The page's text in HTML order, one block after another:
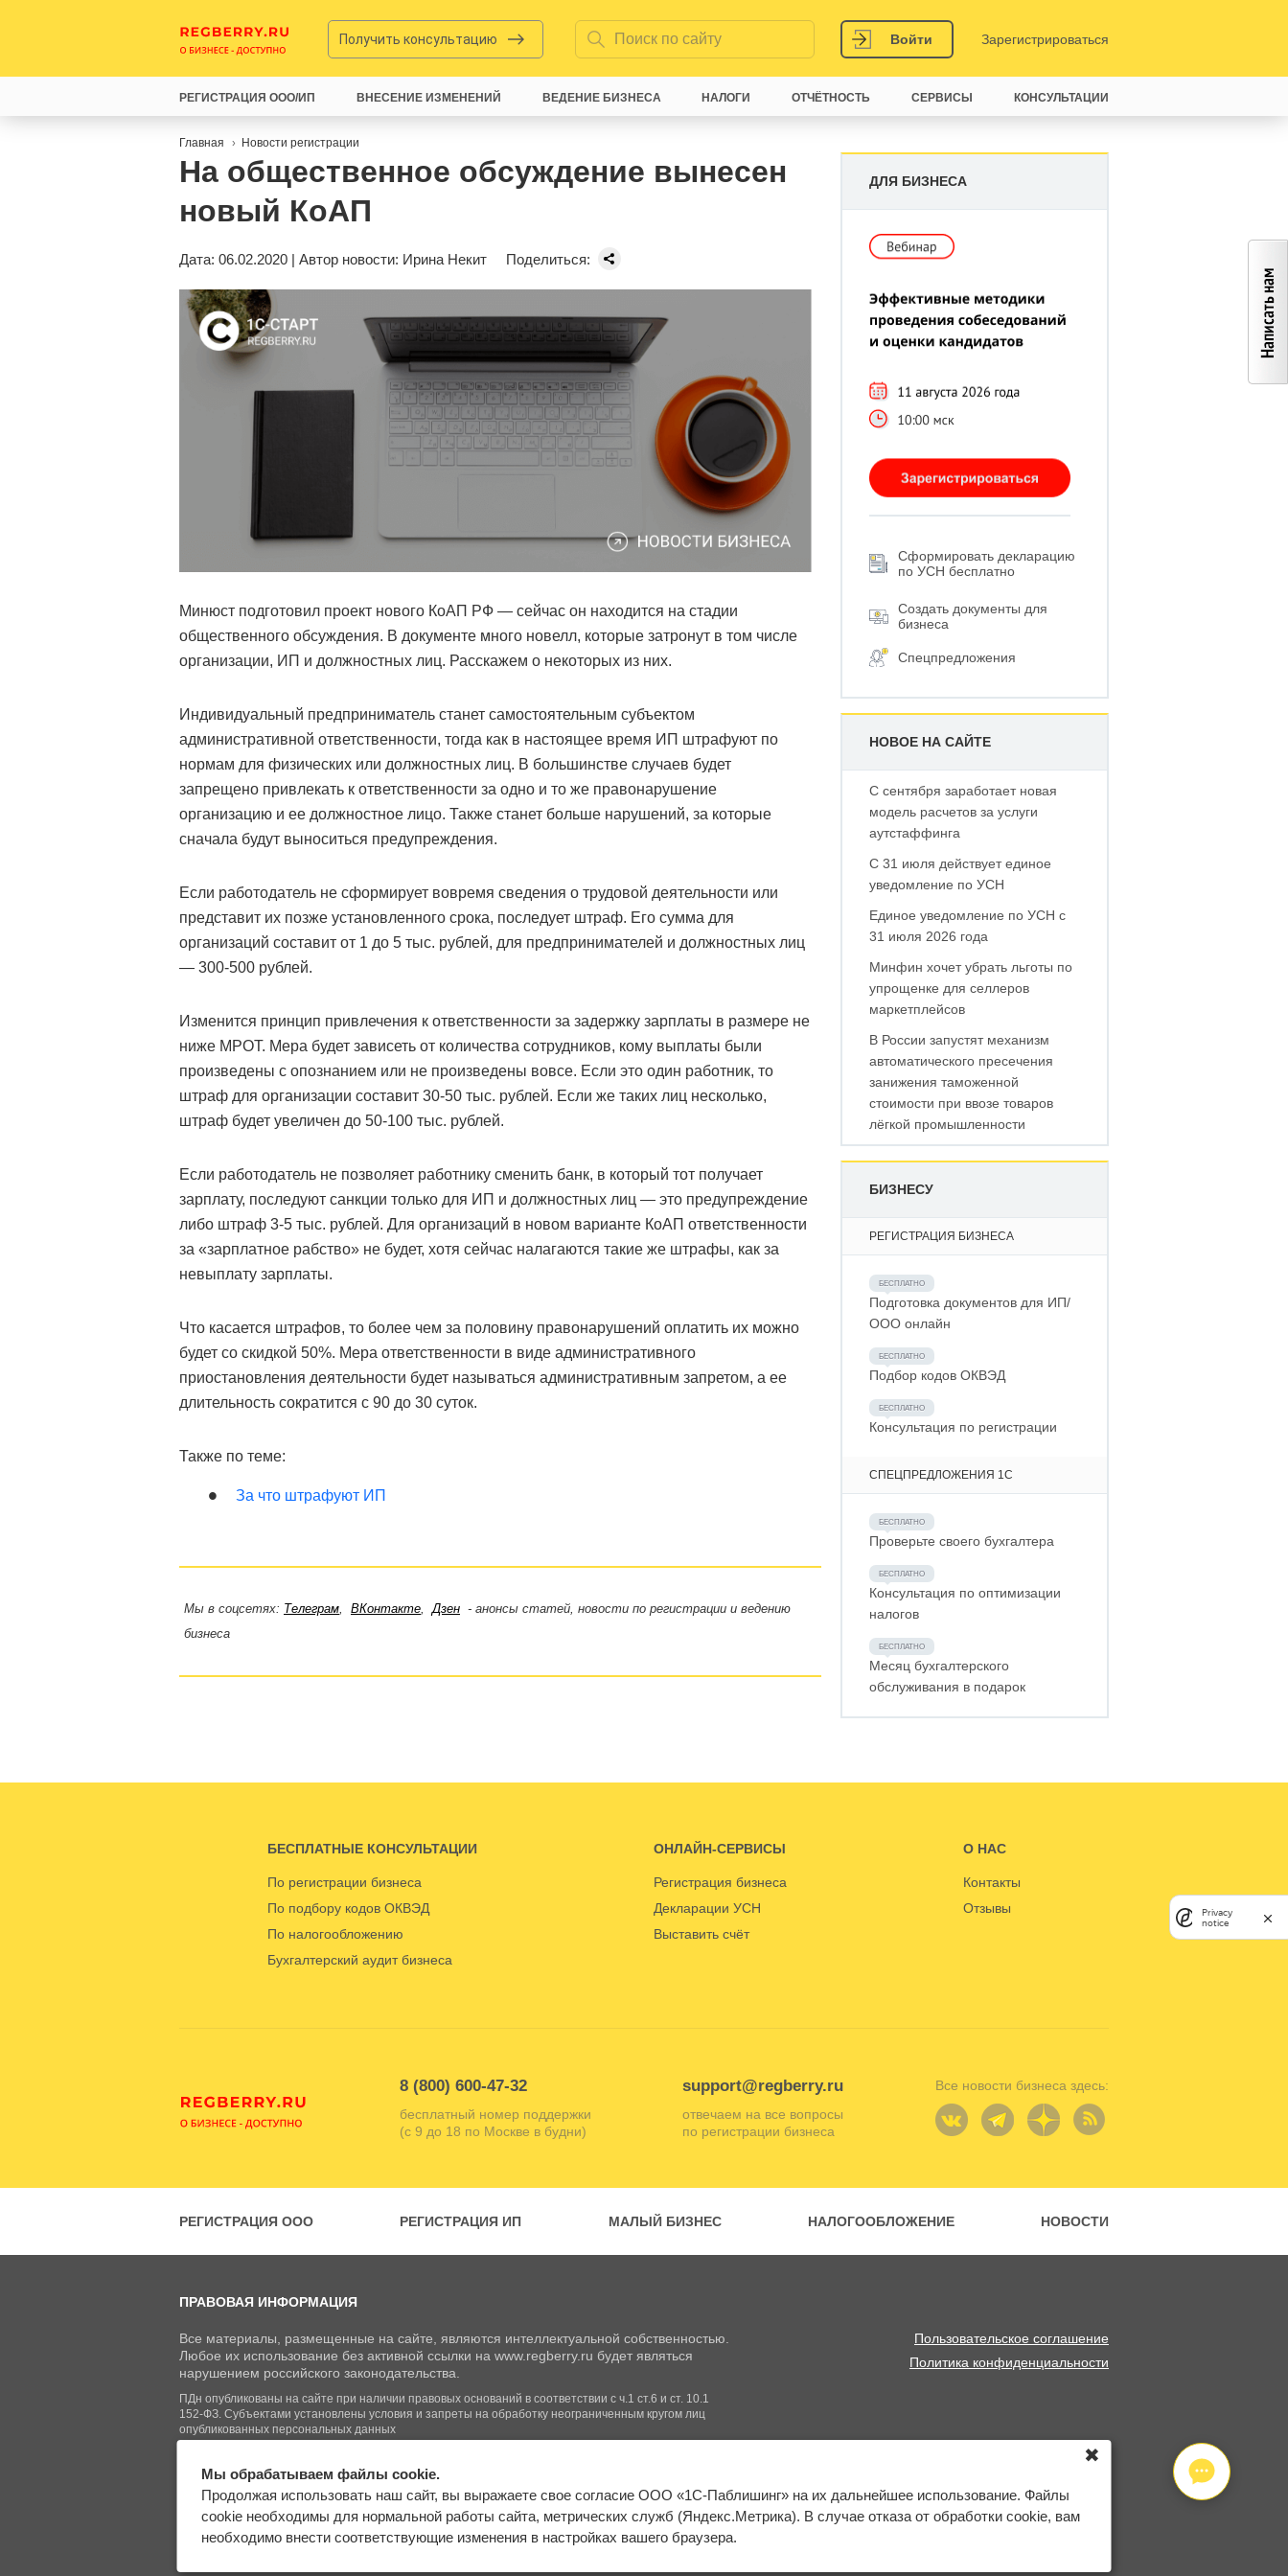
Получить консультацию Войти Зарегистрироваться
Главная Новости регистрации
На общественное обсуждение вынесен
новый КоАП
Дата: 06.02.2020 | Автор новости: Ирина Некит Поделиться:
Минюст подготовил проект нового КоАП РФ — сейчас он находится на стадии
общественного обсуждения. В документе много новелл, которые затронут в том числе
организации, ИП и должностных лиц. Расскажем о некоторых из них.
Индивидуальный предприниматель станет самостоятельным субъектом
административной ответственности, тогда как в настоящее время ИП штрафуют по
нормам для физических или должностных лиц. В большинстве случаев будет
запрещено привлекать к ответственности за одно и то же правонарушение
организацию и ее должностное лицо. Также станет больше нарушений, за которые
сначала будут выноситься предупреждения.
Если работодатель не сформирует вовремя сведения о трудовой деятельности или
представит их позже установленного срока, последует штраф. Его сумма для
организаций составит от 1 до 5 тыс. рублей, для предпринимателей и должностных лиц
— 300-500 рублей.
Изменится принцип привлечения к ответственности за задержку зарплаты в размере не
ниже МРОТ. Мера будет зависеть от количества сотрудников, кому выплаты были
произведены с опознанием или не произведены вовсе. Если это один работник, то
штраф для организации составит 30-50 тыс. рублей. Если же таких лиц несколько,
штраф будет увеличен до 50-100 тыс. рублей.
Если работодатель не позволяет работнику сменить банк, в который тот получает
зарплату, последуют санкции только для ИП и должностных лиц — это предупреждение
либо штраф 3-5 тыс. рублей. Для организаций в новом варианте КоАП ответственности
за «зарплатное рабство» не будет, хотя сейчас налагаются такие же штрафы, как за
невыплату зарплаты.
Что касается штрафов, то более чем за половину правонарушений оплатить их можно
будет со скидкой 50%. Мера ответственности в виде административного
приостановления деятельности будет называться административным запретом, а ее
длительность сократится с 90 до 30 суток.
Также по теме:
За что штрафуют ИП
Мы в соцсетях: Телеграм ВКонтакте Дзен - анонсы статей, новости по регистрации и ведению
бизнеса
ДЛЯ БИЗНЕСА
Сформировать декларацию
по УСН бесплатно
Создать документы для
бизнеса
Спецпредложения
НОВОЕ НА САЙТЕ
С сентября заработает новая
модель расчетов за услуги
аутстаффинга
С 31 июля действует единое
уведомление по УСН
Единое уведомление по УСН с
31 июля 2026 года
Минфин хочет убрать льготы по
упрощенке для селлеров
маркетплейсов
В России запустят механизм
автоматического пресечения
занижения таможенной
стоимости при ввозе товаров
лёгкой промышленности
БИЗНЕСУ
РЕГИСТРАЦИЯ БИЗНЕСА
Подготовка документов для ИП/
ООО онлайн
Подбор кодов ОКВЭД
Консультация по регистрации
СПЕЦПРЕДЛОЖЕНИЯ 1С
Проверьте своего бухгалтера
Консультация по оптимизации
налогов
Месяц бухгалтерского
обслуживания в подарок
РЕГИСТРАЦИЯ ООО/ИП ВНЕСЕНИЕ ИЗМЕНЕНИЙ ВЕДЕНИЕ БИЗНЕСА НАЛОГИ ОТЧЁТНОСТЬ СЕРВИСЫ КОНСУЛЬТАЦИИ
БЕСПЛАТНЫЕ КОНСУЛЬТАЦИИ
По регистрации бизнеса
По подбору кодов ОКВЭД
По налогообложению
Бухгалтерский аудит бизнеса
ОНЛАЙН-СЕРВИСЫ
Регистрация бизнеса
Декларации УСН
Выставить счёт
О НАС
Контакты
Отзывы
8 (800) 600-47-32
бесплатный номер поддержки
(с 9 до 18 по Москве в будни)
support@regberry.ru
отвечаем на все вопросы
по регистрации бизнеса
Все новости бизнеса здесь:
РЕГИСТРАЦИЯ ООО РЕГИСТРАЦИЯ ИП МАЛЫЙ БИЗНЕС НАЛОГООБЛОЖЕНИЕ НОВОСТИ
ПРАВОВАЯ ИНФОРМАЦИЯ
Все материалы, размещенные на сайте, являются интеллектуальной собственностью.
Любое их использование без активной ссылки на www.regberry.ru будет являться
нарушением российского законодательства.
ПДн опубликованы на сайте при наличии правовых оснований в соответствии с ч.1 ст.6 и ст. 10.1
152-ФЗ. Субъектами установлены условия и запреты на обработку неограниченным кругом лиц
опубликованных персональных данных
Пользовательское соглашение
Политика конфиденциальности
© Regberry.ru, 2013–2026
Все права защищены
Входим в группу
компаний «1С»
Карта сайта
Мы обрабатываем файлы cookie.
Продолжая использовать наш сайт, вы выражаете свое согласие ООО «1С-Паблишинг» на их дальнейшее использование. Файлы
cookie необходимы для нормальной работы сайта, метрических служб (Яндекс.Метрика). В случае отказа от обработки cookie, вам
необходимо внести соответствующие изменения в настройках вашего браузера.
✖
Privacy
notice